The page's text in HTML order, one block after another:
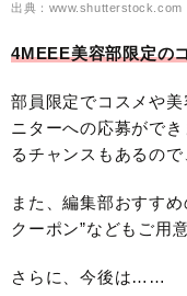
出典：www.shutterstock.com
4MEEE美容部限定の
部員限定でコスメや
ニターへの応募がで
るチャンスもあるの
また、編集部おすす
クーポン”などもご用
さらに、今後は……